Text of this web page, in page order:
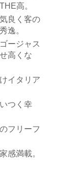
高。
く客の
逸。
ージャス
高くな
イタリア
つく幸
フリーフ
満載。